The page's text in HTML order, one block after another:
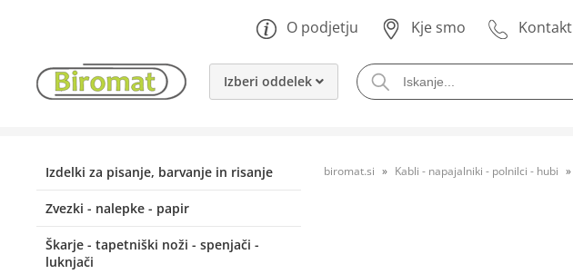
O podjetju Kje smo Kontakt
Izberi oddelek
Izdelki za pisanje, barvanje in risanje
Zvezki - nalepke - papir
Škarje - tapetniški noži - spenjači -
luknjači
biromat.si Kabli - napajalniki - polnilci - hubi